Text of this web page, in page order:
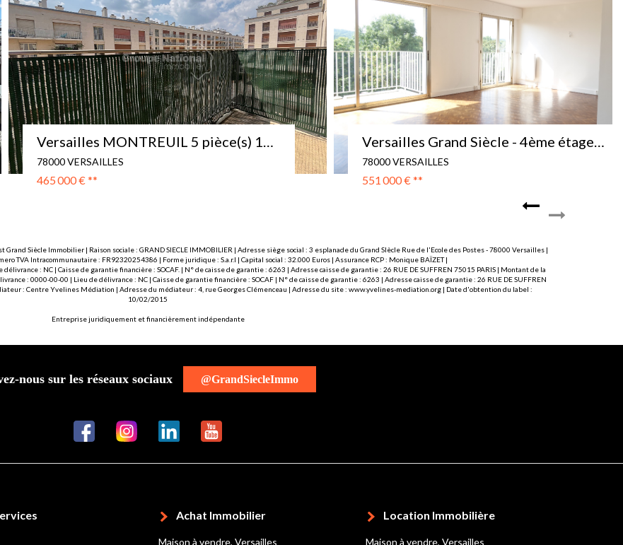
Versailles Grand Siècle - 4ème étage 2 balcons avec vue dégagée
78000 VERSAILLES
551 000 €**
Appartement Versailles 5 pièce(s) 117 m2
78000 VERSAILLES
615 000 €**
Siècle Immobilier | Raison sociale : GRAND SIECLE IMMOBILIER | Adresse siège social : 3 esplanade du Grand SIècle Rue de l'Ecole des Postes - 78000 Versailles |
TVA Intracommunautaire : FR92320254386 | Forme juridique : S.a.r.l | Capital social : 32.000 Euros | Assurance RCP : Monique BAÏZET |
: NC | Caisse de garantie financière : SOCAF. | N° de caisse de garantie : 6263 | Adresse caisse de garantie : 26 RUE DE SUFFREN 75015 PARIS | Montant de la
: 0000-00-00 | Lieu de délivrance : NC | Caisse de garantie financière : SOCAF | N° de caisse de garantie : 6263 | Adresse caisse de garantie : 26 RUE DE SUFFREN
: Centre Yvelines Médiation | Adresse du médiateur : 4, rue Georges Clémenceau | Adresse du site : www.yvelines-mediation.org| Date d'obtention du label :
10/02/2015
Entreprise juridiquement et financièrement indépendante
nous sur les réseaux sociaux @GrandSiecleImmo
Achat Immobilier
Maison à vendre, Versailles
Location Immobilière
Maison à vendre, Versailles